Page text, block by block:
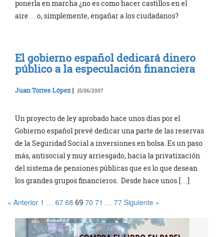
ponerla en marcha ¿no es como hacer castillos en el
aire… o, simplemente, engañar a los ciudadanos?
El gobierno español dedicará dinero
público a la especulación financiera
Juan Torres López | 15/06/2007
Un proyecto de ley aprobado hace unos días por el
Gobierno español prevé dedicar una parte de las reservas
de la Seguridad Social a inversiones en bolsa. Es un paso
más, antisocial y muy arriesgado, hacia la privatización
del sistema de pensiones públicas que es lo que desean
los grandes grupos financieros. Desde hace unos […]
« Anterior 1 67 68 69 70 71 77 Siguiente »